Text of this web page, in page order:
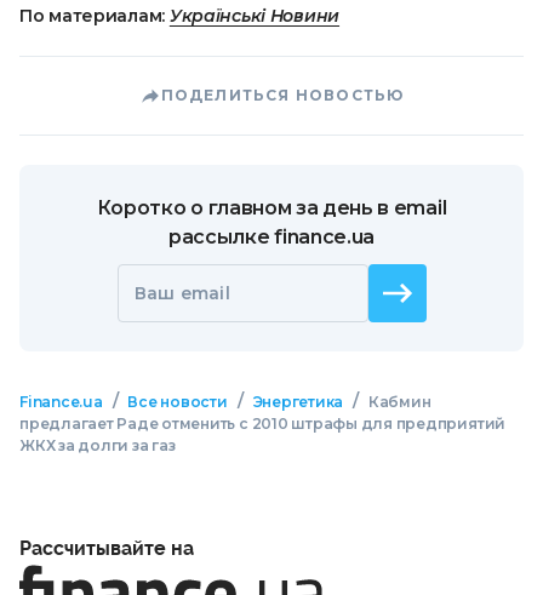
По материалам: Українські Новини
ПОДЕЛИТЬСЯ НОВОСТЬЮ
Коротко о главном за день в email
рассылке finance.ua
Ваш email
Finance.ua / Все новости / Энергетика /
Кабмин
предлагает Раде отменить с 2010 штрафы для предприятий
ЖКХ за долги за газ
Рассчитывайте на